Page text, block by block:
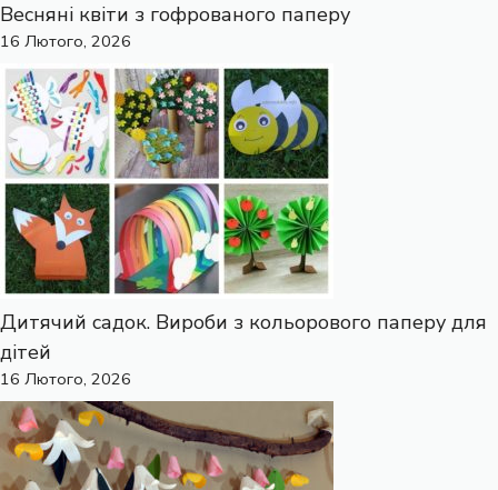
Весняні квіти з гофрованого паперу
16 Лютого, 2026
Дитячий садок. Вироби з кольорового паперу для
дітей
16 Лютого, 2026